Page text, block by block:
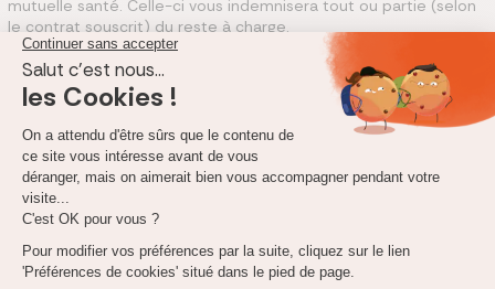
mutuelle santé. Celle-ci vous indemnisera tout ou partie (selon
le contrat souscrit) du reste à charge.
Les complémentaires santé ont deux moyens d’exprimer le
montant de votre remboursement : en forfait, ou en
pourcentage. Dans le cas du forfait, votre mutuelle santé vous
octroie une somme fixe à dépenser tous les ans. Dans le cas du
pourcentage, votre mutuelle vous rembourse selon un
pourcentage de la base de remboursement de la Sécurité
Sociale. Plus ce pourcentage est élevé, meilleur sera votre
remboursement.
Pour trouver une mutuelle adaptée à vos besoins et à vos
dépenses de santé, n'hésitez pas à utliser notre comparateur